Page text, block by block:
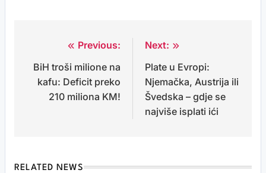
navigation
Previous:
BiH troši milione na
kafu: Deficit preko
210 miliona KM!
Next:
Plate u Evropi:
Njemačka, Austrija ili
Švedska – gdje se
najviše isplati ići
RELATED NEWS